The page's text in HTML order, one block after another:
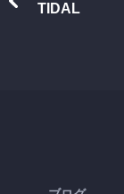
TIDAL